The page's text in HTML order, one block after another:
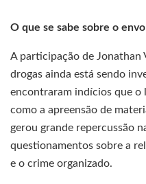
O que se sabe sobre o
A participação de Jonathan
drogas ainda está sendo
encontraram indícios que o
como a apreensão de
gerou grande repercussão
questionamentos sobre a
e o crime organizado.